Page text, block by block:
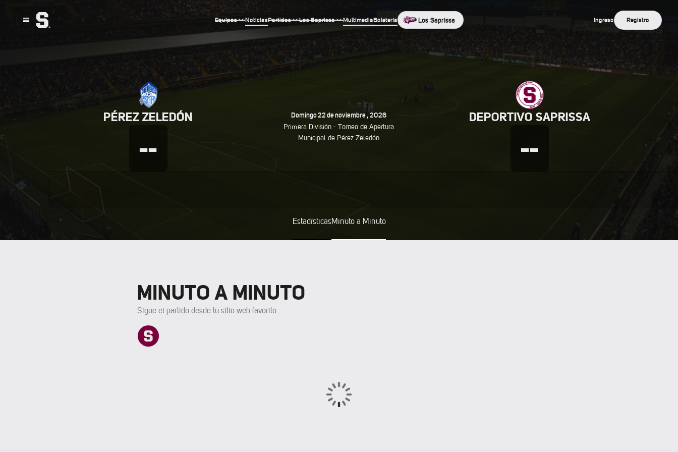
Equipos NoticiasPartidos Los Saprissa MultimediaBoletería Los Saprissa Ingreso Registro
PÉREZ ZELEDÓN
--
Domingo22DeNoviembre,2026
Primera División -Torneo de Apertura
Municipal de Pérez Zeledón
DEPORTIVO SAPRISSA
--
EstadísticasMinuto a Minuto
MINUTO A MINUTO
Sigue el partido desde tu sitio web favorito